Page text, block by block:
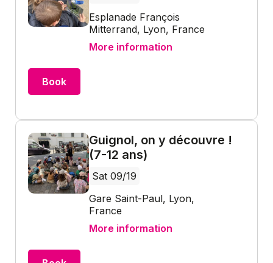
Esplanade François
Mitterrand, Lyon, France
More information
Book
Guignol, on y découvre !
(7-12 ans)
Sat 09/19
Gare Saint-Paul, Lyon,
France
More information